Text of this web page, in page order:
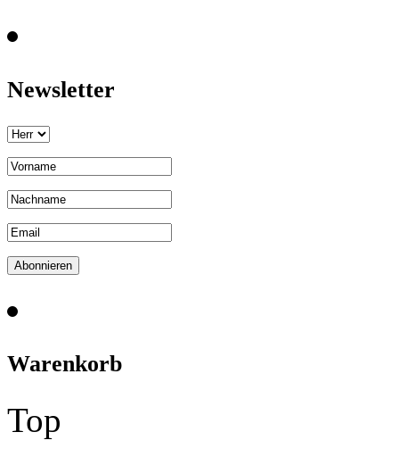
Newsletter
Warenkorb
Top